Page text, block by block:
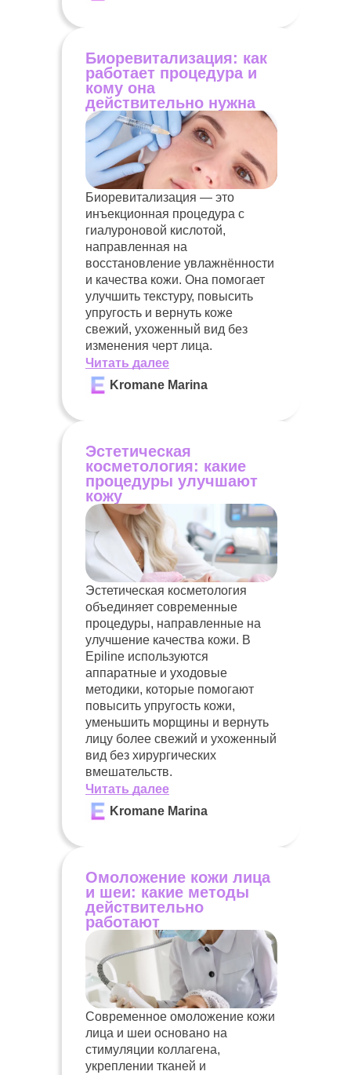
Биоревитализация: как
работает процедура и
кому она
действительно нужна
Биоревитализация — это
инъекционная процедура с
гиалуроновой кислотой,
направленная на
восстановление увлажнённости
и качества кожи. Она помогает
улучшить текстуру, повысить
упругость и вернуть коже
свежий, ухоженный вид без
изменения черт лица.
Читать далее
Kromane Marina
Эстетическая
косметология: какие
процедуры улучшают
кожу
Эстетическая косметология
объединяет современные
процедуры, направленные на
улучшение качества кожи. В
Epiline используются
аппаратные и уходовые
методики, которые помогают
повысить упругость кожи,
уменьшить морщины и вернуть
лицу более свежий и ухоженный
вид без хирургических
вмешательств.
Читать далее
Kromane Marina
Омоложение кожи лица
и шеи: какие методы
действительно
работают
Современное омоложение кожи
лица и шеи основано на
стимуляции коллагена,
укреплении тканей и